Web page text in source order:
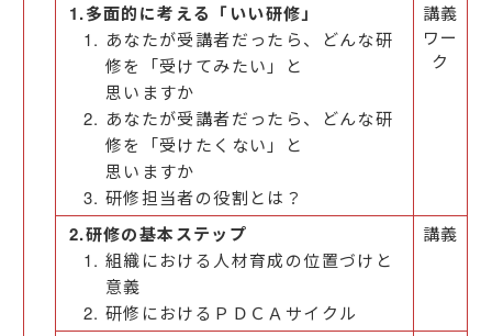
1.多面的に考える「いい研修」
あなたが受講者だったら、どんな研
修を「受けてみたい」と
思いますか
あなたが受講者だったら、どんな研
修を「受けたくない」と
思いますか
研修担当者の役割とは？
講義
ワー
ク
2.研修の基本ステップ
組織における人材育成の位置づけと
意義
研修におけるＰＤＣＡサイクル
講義